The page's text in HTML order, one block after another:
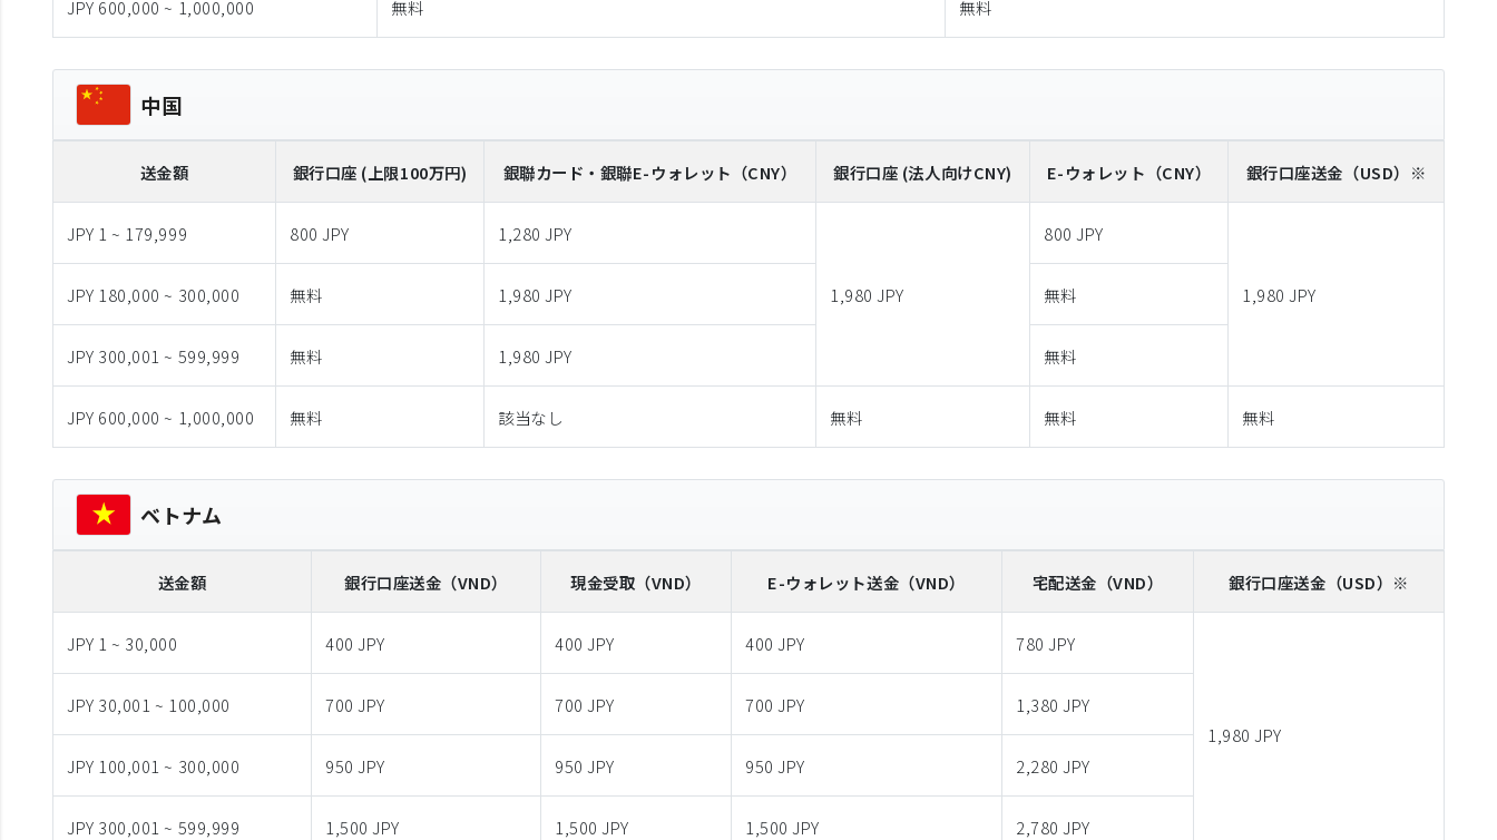
JPY 600,000 ~ 1,000,000 無料 無料
中国
送金額 銀行口座 (上限100万円) 銀聯カード・銀聯E-ウォレット （CNY） 銀行口座 (法人向けCNY) E-ウォレット （CNY） 銀行口座送金 （USD）※
JPY 1 ~ 179,999 800 JPY 1,280 JPY
1,980 JPY
800 JPY
1,980 JPY
JPY 180,000 ~ 300,000 無料 1,980 JPY 無料
JPY 300,001 ~ 599,999 無料 1,980 JPY 無料
JPY 600,000 ~ 1,000,000 無料 該当なし 無料 無料 無料
ベトナム
送金額 銀行口座送金 （VND） 現金受取 （VND） E-ウォレット送金 （VND） 宅配送金 （VND） 銀行口座送金 （USD）※
JPY 1 ~ 30,000 400 JPY 400 JPY 400 JPY 780 JPY
1,980 JPY
JPY 30,001 ~ 100,000 700 JPY 700 JPY 700 JPY 1,380 JPY
JPY 100,001 ~ 300,000 950 JPY 950 JPY 950 JPY 2,280 JPY
JPY 300,001 ~ 599,999 1,500 JPY 1,500 JPY 1,500 JPY 2,780 JPY